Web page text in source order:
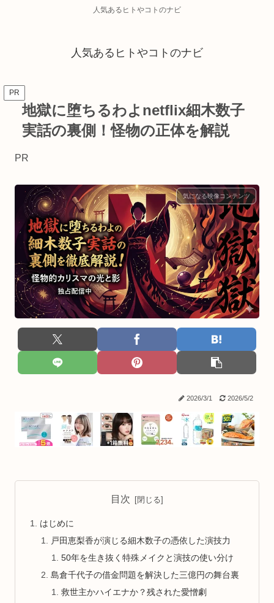
人気あるヒトやコトのナビ
人気あるヒトやコトのナビ
PR
地獄に堕ちるわよnetflix細木数子
実話の裏側！怪物の正体を解説
PR
気になる映像コンテンツ
2026/3/1 2026/5/2
目次
はじめに
戸田恵梨香が演じる細木数子の憑依した演技力
50年を生き抜く特殊メイクと演技の使い分け
島倉千代子の借金問題を解決した三億円の舞台裏
救世主かハイエナか？残された愛憎劇